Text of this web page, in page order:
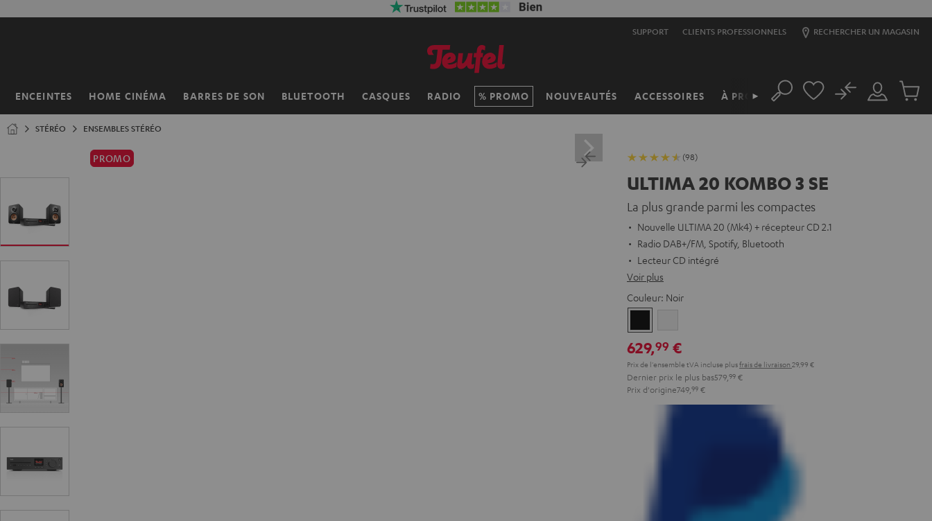
SUPPORT CLIENTS PROFESSIONNELS RECHERCHER UN MAGASIN
ENCEINTES HOME CINÉMA BARRES DE SON BLUETOOTH CASQUES RADIO PROMO NOUVEAUTÉS ACCESSOIRES À PROPOS
►
Page
Rechercher
Mon
compte
No
STÉRÉO ENSEMBLES STÉRÉO
PROMO (98)
ULTIMA 20 KOMBO 3 SE
La plus grande parmi les compactes
Nouvelle ULTIMA 20 (Mk4) + récepteur CD 2.1
Radio DAB+/FM, Spotify, Bluetooth
Lecteur CD intégré
Voir plus
Couleur: Noir
629,99 €
Prix de l'ensemble tVA incluse plusfrais de livraison 29,99 €
Dernier prix le plus bas579, 99 €
Prix d'origine749, 99 €